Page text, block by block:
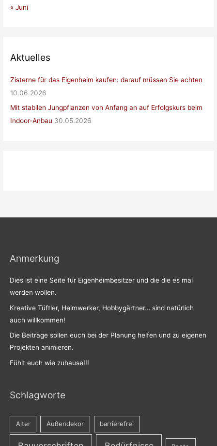
« Juni
Aktuelles
Zisterne für das Eigenheim kaufen: darauf müssen Sie achten
10.06.2026
Mit stabilen Jungpflanzen von Anfang an auf Erfolgskurs beim
Indoor-Anbau 30.05.2026
Anmerkung
Dies ist eine Seite für Eigenheimbesitzer und die die es mal
werden wollen.
Kreative Tüftler, Heimwerker, Hobbygärtner… sind natürlich
auch willkommen!
Die Beiträge sollen euch bei der Planung helfen und zu eigenen
Projekten animieren.
Fühlt euch wie zuhause!!!
Schlagworte
Alter Außendekor barrierefrei